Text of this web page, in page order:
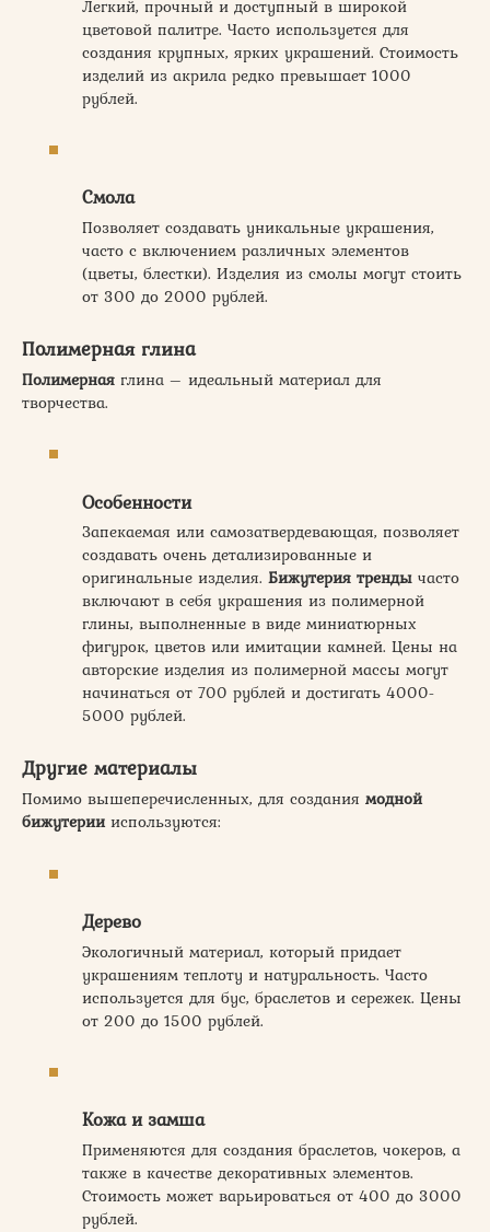
Легкий, прочный и доступный в широкой
цветовой палитре. Часто используется для
создания крупных, ярких украшений. Стоимость
изделий из акрила редко превышает 1000
рублей.
Смола
Позволяет создавать уникальные украшения,
часто с включением различных элементов
(цветы, блестки). Изделия из смолы могут стоить
от 300 до 2000 рублей.
Полимерная глина
Полимерная глина – идеальный материал для
творчества.
Особенности
Запекаемая или самозатвердевающая, позволяет
создавать очень детализированные и
оригинальные изделия. Бижутерия тренды часто
включают в себя украшения из полимерной
глины, выполненные в виде миниатюрных
фигурок, цветов или имитации камней. Цены на
авторские изделия из полимерной массы могут
начинаться от 700 рублей и достигать 4000-
5000 рублей.
Другие материалы
Помимо вышеперечисленных, для создания модной
бижутериииспользуются:
Дерево
Экологичный материал, который придает
украшениям теплоту и натуральность. Часто
используется для бус, браслетов и сережек. Цены
от 200 до 1500 рублей.
Кожа и замша
Применяются для создания браслетов, чокеров, а
также в качестве декоративных элементов.
Стоимость может варьироваться от 400 до 3000
рублей.